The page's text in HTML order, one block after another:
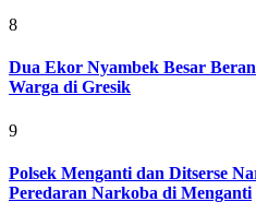
8
Dua Ekor Nyambek Besar
Warga di Gresik
9
Polsek Menganti dan Ditserse
Peredaran Narkoba di Menganti